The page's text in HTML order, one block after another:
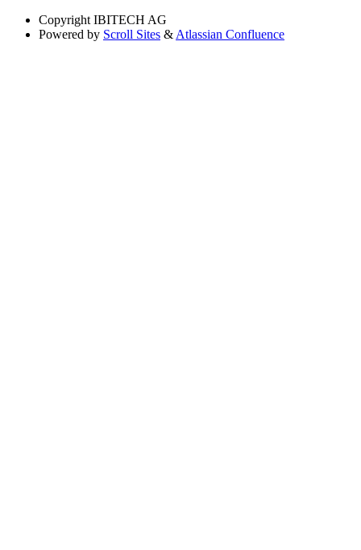
Copyright IBITECH AG
Powered by Scroll Sites & Atlassian Confluence